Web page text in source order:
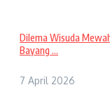
Dilema Wisuda
Bayang ...
7 April 2026